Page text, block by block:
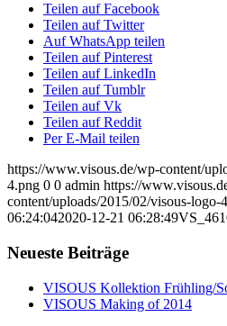
Teilen auf Facebook
Teilen auf Twitter
Auf WhatsApp teilen
Teilen auf Pinterest
Teilen auf LinkedIn
Teilen auf Tumblr
Teilen auf Vk
Teilen auf Reddit
Per E-Mail teilen
https://www.visous.de/wp-content/
4.png 0 0 admin https://
content/uploads/2015/02/visous-logo-
06:24:042020-12-21 06:28:49
Neueste Beiträge
VISOUS Kollektion Frühling/
VISOUS Making of 2014